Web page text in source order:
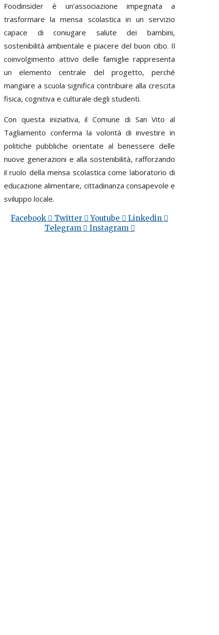
Foodinsider è un’associazione impegnata a
trasformare la mensa scolastica in un servizio
capace di coniugare salute dei bambini,
sostenibilità ambientale e piacere del buon cibo. Il
coinvolgimento attivo delle famiglie rappresenta
un elemento centrale del progetto, perché
mangiare a scuola significa contribuire alla crescita
fisica, cognitiva e culturale degli studenti.
Con questa iniziativa, il Comune di San Vito al
Tagliamento conferma la volontà di investire in
politiche pubbliche orientate al benessere delle
nuove generazioni e alla sostenibilità, rafforzando
il ruolo della mensa scolastica come laboratorio di
educazione alimentare, cittadinanza consapevole e
sviluppo locale.
Facebook Twitter Youtube
Linkedin
Telegram
Instagram